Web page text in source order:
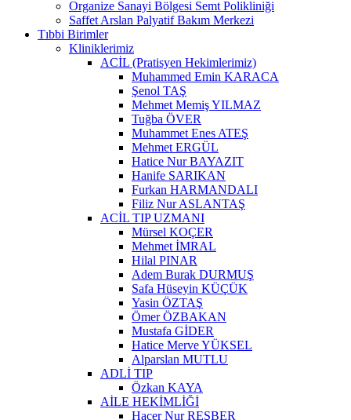
Organize Sanayi Bölgesi Semt Polikliniği
Saffet Arslan Palyatif Bakım Merkezi
Tıbbi Birimler
Kliniklerimiz
ACİL (Pratisyen Hekimlerimiz)
Muhammed Emin KARACA
Şenol TAŞ
Mehmet Memiş YILMAZ
Tuğba ÖVER
Muhammet Enes ATEŞ
Mehmet ERGÜL
Hatice Nur BAYAZIT
Hanife SARIKAN
Furkan HARMANDALI
Filiz Nur ASLANTAŞ
ACİL TIP UZMANI
Mürsel KOÇER
Mehmet İMRAL
Hilal PINAR
Adem Burak DURMUŞ
Safa Hüseyin KÜÇÜK
Yasin ÖZTAŞ
Ömer ÖZBAKAN
Mustafa GİDER
Hatice Merve YÜKSEL
Alparslan MUTLU
ADLİ TIP
Özkan KAYA
AİLE HEKİMLİĞİ
Hacer Nur REŞBER